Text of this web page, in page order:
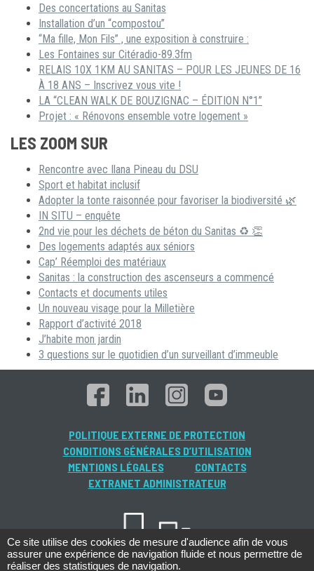
Des concertations au Sanitas
Installation d’un “compostou”
“Ma fille, Mon Fils” , une exposition à construire :
Les Fontaines sur Citéradio-89.3fm
RELAIS 10X 1KM AU SANITAS – POUR LES JEUNES DE 16
À 18 ANS – Inscrivez vous vite !
LA “CLEAN WALK DE BOUZIGNAC – ÉDITION N°1”
Projet : « Rénovons ensemble votre logement »
LES ZOOM SUR
Rencontre avec Ilana Pineau du DSU
Sport et habitat inclusif
Adopter la tonte raisonnée pour favoriser la biodiversité 🌿
IN SITU – enquête
2nd vie pour les déchets de béton du Sanitas ♻ 👏
Des logements adaptés aux séniors
Cap’ Réemploi des matériaux
Sanitas : la construction des ascenseurs a commencé
Contacts et documents utiles
Un nouveau visage pour la Milletière
Rapport d’activité 2018
J’habite mon jardin
3 questions sur le quotidien d’un surveillant d’immeuble
POLITIQUE EXTERNE DE PROTECTION
CONDITIONS GÉNÉRALES D’UTILISATION
MENTIONS LÉGALES
CONTACTS
EXTRANET ADMINISTRATEUR
Ce site utilise des cookies de mesure d'audience afin de vous
assurer une expérience de navigation fluide et nous permettre de
réaliser des statistiques de navigation.